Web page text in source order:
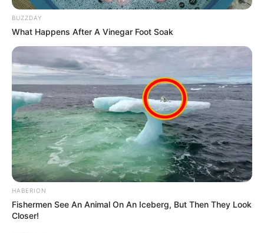
BUZZDAY
What Happens After A Vinegar Foot Soak
HABERION
Fishermen See An Animal On An Iceberg, But Then They Look
Closer!